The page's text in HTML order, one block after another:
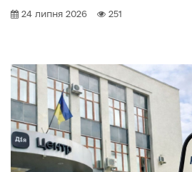
24 липня 2026 251